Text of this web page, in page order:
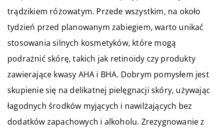
trądzikiem różowatym. Przede wszystkim, na około
tydzień przed planowanym zabiegiem, warto unikać
stosowania silnych kosmetyków, które mogą
podrażnić skórę, takich jak retinoidy czy produkty
zawierające kwasy AHA i BHA. Dobrym pomysłem jest
skupienie się na delikatnej pielęgnacji skóry, używając
łagodnych środków myjących i nawilżających bez
dodatków zapachowych i alkoholu. Zrezygnowanie z